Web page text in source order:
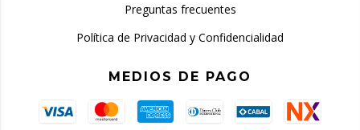
Preguntas frecuentes
Política de Privacidad y Confidencialidad
MEDIOS DE PAGO